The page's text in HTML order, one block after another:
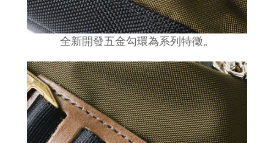
全新開發五金勾環為系列特徵。